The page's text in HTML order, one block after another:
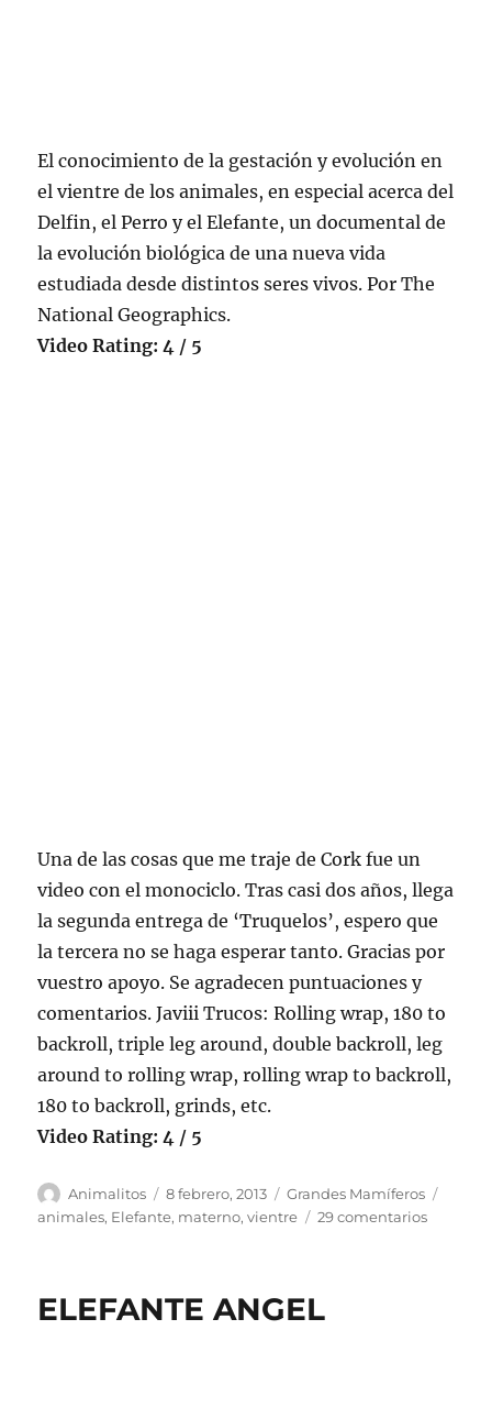
El conocimiento de la gestación y evolución en
el vientre de los animales, en especial acerca del
Delfin, el Perro y el Elefante, un documental de
la evolución biológica de una nueva vida
estudiada desde distintos seres vivos. Por The
National Geographics.
Video Rating: 4 / 5
Una de las cosas que me traje de Cork fue un
video con el monociclo. Tras casi dos años, llega
la segunda entrega de ‘Truquelos’, espero que
la tercera no se haga esperar tanto. Gracias por
vuestro apoyo. Se agradecen puntuaciones y
comentarios. Javiii Trucos: Rolling wrap, 180 to
backroll, triple leg around, double backroll, leg
around to rolling wrap, rolling wrap to backroll,
180 to backroll, grinds, etc.
Video Rating: 4 / 5
Autor
Animalitos
Publicado
el
8 febrero, 2013 Categorías
Grandes Mamíferos
animales, Elefante, materno,vientre 29 comentariosen
ELEFANTE ANGEL